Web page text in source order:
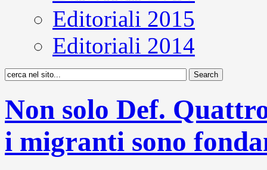
Editoriali 2015
Editoriali 2014
Non solo Def.
i migranti sono